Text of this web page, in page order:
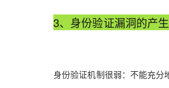
3、身份验证漏洞的产生
身份验证机制很弱：不能充分